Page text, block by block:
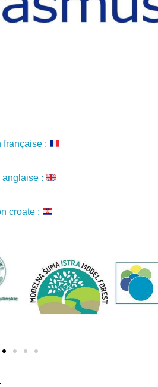
française :
anglaise :
croate :